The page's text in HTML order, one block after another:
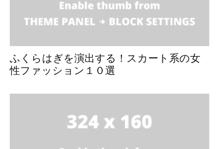
ふくらはぎを演出する！スカート系の女
性ファッション１０選